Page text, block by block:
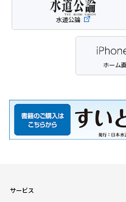
水道公論
ホーム
サービス